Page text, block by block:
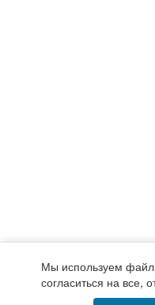
Мы используем
согласиться на все,